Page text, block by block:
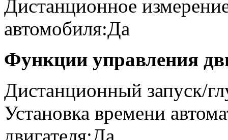
Дистанционное
автомобиля:Да
Функции управления
Дистанционный запуск/
Установка времени